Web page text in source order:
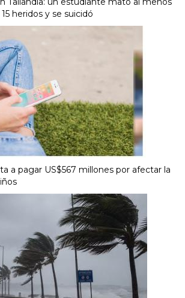
heridos y se suicidó
a pagar US$567 millones por afectar la